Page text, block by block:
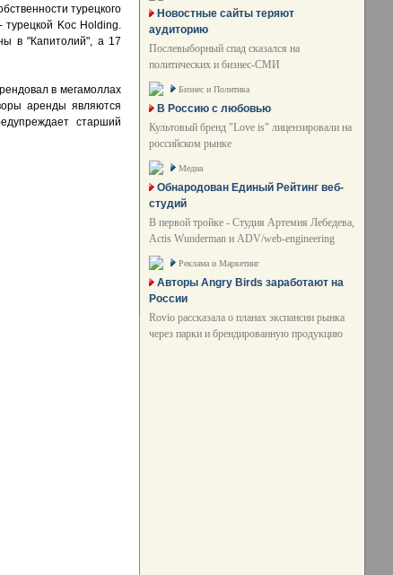
турецкого
Koc Holding.
в "Капитолий", а 17
в мегамоллах
аренды являются
старший
Новостные сайты теряют
аудиторию
Послевыборный спад сказался на
политических и бизнес-СМИ
Бизнес и Политика
В Россию с любовью
Культовый бренд "Love is" лицензировали на
российском рынке
Медиа
Обнародован Единый Рейтинг веб-
студий
В первой тройке - Студия Артемия Лебедева,
Actis Wunderman и ADV/web-engineering
Реклама и Маркетинг
Авторы Angry Birds заработают на
России
Rovio рассказала о планах экспансии рынка
через парки и брендированную продукцию